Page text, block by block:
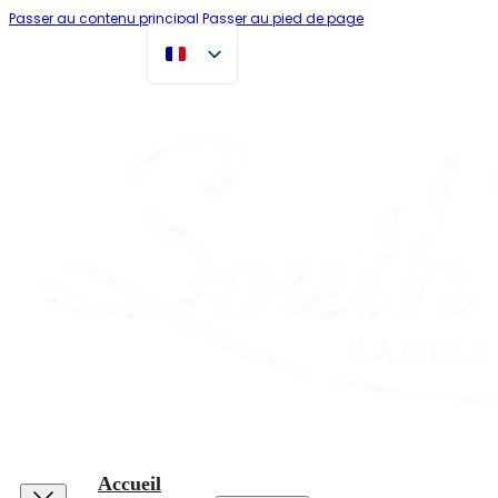
Passer au contenu principal Passer au pied de page
Accueil